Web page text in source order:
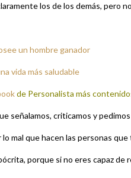
los de los demás, pero
un hombre ganador
vida más saludable
de Personalista más
señalamos, criticamos y
mal que hacen las personas
porque si no eres capaz